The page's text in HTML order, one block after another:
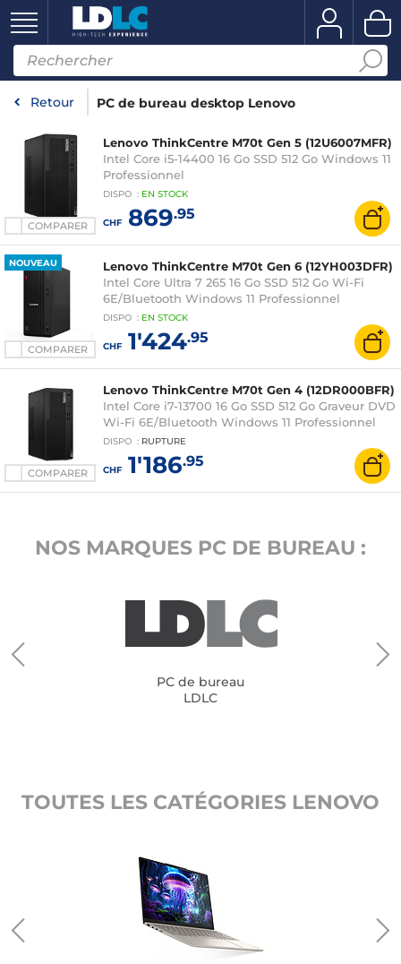
Retour PC de bureau desktop Lenovo
COMPARER
Lenovo ThinkCentre M70t Gen 5 (12U6007MFR)
Intel Core i5-14400 16 Go SSD 512 Go Windows 11
Professionnel
DISPO : EN STOCK
CHF869.95
NOUVEAU
COMPARER
Lenovo ThinkCentre M70t Gen 6 (12YH003DFR)
Intel Core Ultra 7 265 16 Go SSD 512 Go Wi-Fi
6E/Bluetooth Windows 11 Professionnel
DISPO : EN STOCK
CHF1'424.95
COMPARER
Lenovo ThinkCentre M70t Gen 4 (12DR000BFR)
Intel Core i7-13700 16 Go SSD 512 Go Graveur DVD
Wi-Fi 6E/Bluetooth Windows 11 Professionnel
DISPO : RUPTURE
CHF1'186.95
NOS MARQUES PC DE BUREAU :
PC de bureau
LDLC
TOUTES LES CATÉGORIES LENOVO